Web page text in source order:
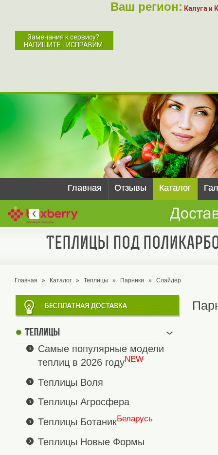
Ваш регион: Калуга и
Замечания к сервису?
НАПИШИТЕ - ИСПРАВИМ
Главная Отзывы Каталог
Теплицы под
Главная » Каталог » Теплицы » Парники » Слайдер
Теплицы
Самые популярные модели
теплиц в 2026 годуNEW
Теплицы Воля
Теплицы Агросфера
Теплицы БотаникБеларусь
Теплицы Новые Формы